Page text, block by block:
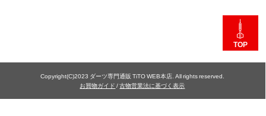
TOP
Copyright(C)2023 ダーツ専門通販 TiTO WEB本店. All rights reserved.
お買物ガイド /古物営業法に基づく表示